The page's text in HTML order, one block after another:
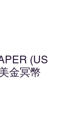
(US
金冥幣